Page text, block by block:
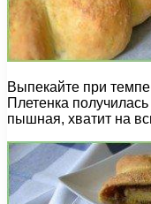
Выпекайте при
Плетенка
пышная, хватит на